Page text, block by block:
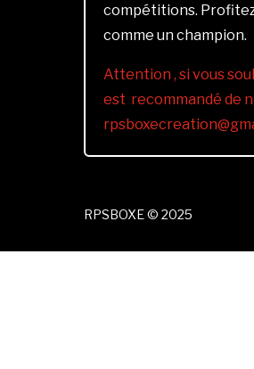
compétitions.
comme un champion.
Attention , si vous
est recommandé de
RPSBOXE © 2025